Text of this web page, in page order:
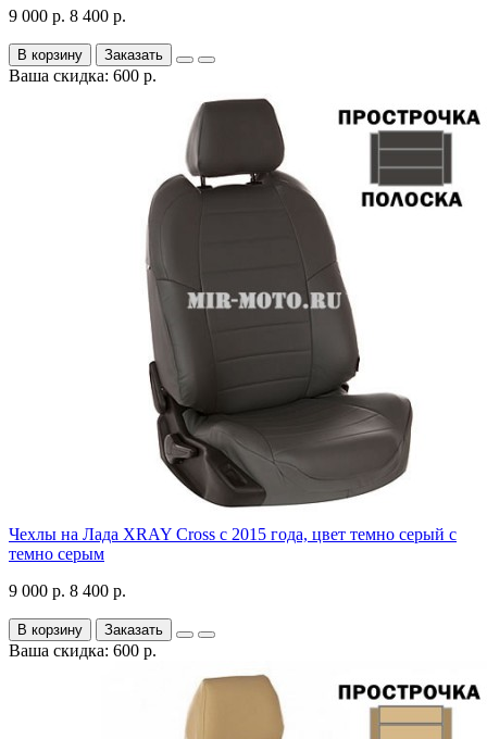
9 000 р. 8 400 р.
В корзину Заказать
Ваша скидка: 600 р.
Чехлы на Лада XRAY Cross с 2015 года, цвет темно серый с
темно серым
9 000 р. 8 400 р.
В корзину Заказать
Ваша скидка: 600 р.